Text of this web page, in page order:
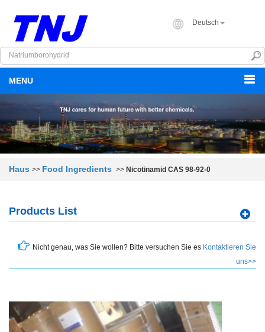
Deutsch
MENU
Haus >> Food Ingredients >> Nicotinamid CAS 98-92-0
Products List
Nicht genau, was Sie wollen? Bitte versuchen Sie es Kontaktieren Sie
uns>>